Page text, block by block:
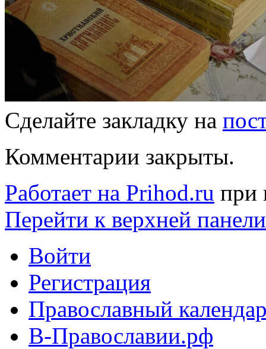
Сделайте закладку на
Комментарии закрыты.
Работает на Prihod.ru при
Перейти к верхней панели
Войти
Регистрация
Православный
В-Православии.рф